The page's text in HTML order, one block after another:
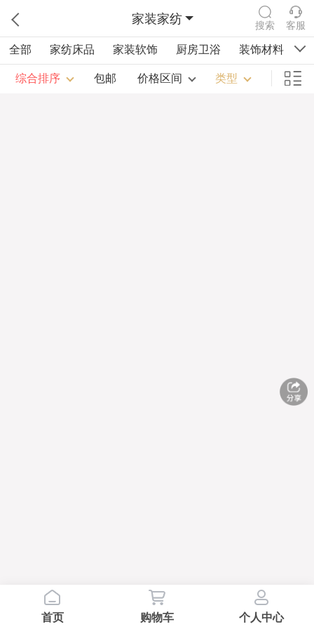
家装家纺 搜索 客服
全部 家纺床品 家装软饰 厨房卫浴 装饰材料
综合排序 包邮 价格区间 类型
首页 购物车 个人中心